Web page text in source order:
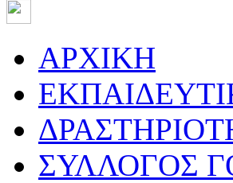
ΑΡΧΙΚΗ
ΣΥΛΛΟΓΟΣ